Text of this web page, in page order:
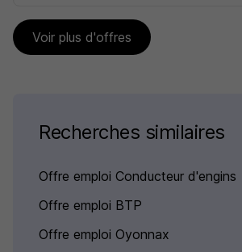
Voir plus d'offres
Recherches similaires
Offre emploi Conducteur d'engins
Offre emploi BTP
Offre emploi Oyonnax